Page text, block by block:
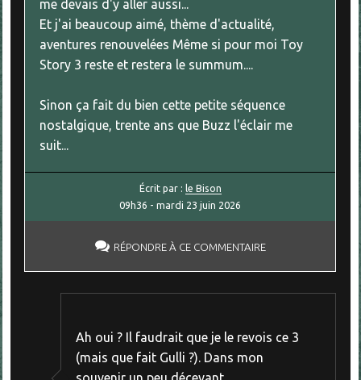
me devais d'y aller aussi...
Et j'ai beaucoup aimé, thème d'actualité,
aventures renouvelées Même si pour moi Toy
Story 3 reste et restera le summum....
Sinon ça fait du bien cette petite séquence
nostalgique, trente ans que Buzz l'éclair me
suit...
Écrit par : le Bison
09h36 -mardi 23 juin 2026
RÉPONDRE À CE COMMENTAIRE
Ah oui ? Il faudrait que je le revois ce 3
(mais que fait Gulli ?). Dans mon